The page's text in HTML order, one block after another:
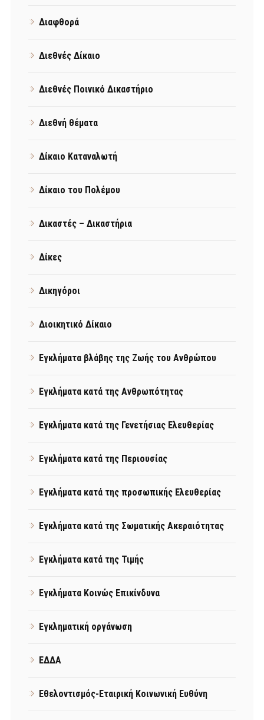
Διαφθορά
Διεθνές Δίκαιο
Διεθνές Ποινικό Δικαστήριο
Διεθνή θέματα
Δίκαιο Καταναλωτή
Δίκαιο του Πολέμου
Δικαστές – Δικαστήρια
Δίκες
Δικηγόροι
Διοικητικό Δίκαιο
Εγκλήματα βλάβης της Ζωής του Ανθρώπου
Εγκλήματα κατά της Ανθρωπότητας
Εγκλήματα κατά της Γενετήσιας Ελευθερίας
Εγκλήματα κατά της Περιουσίας
Εγκλήματα κατά της προσωπικής Ελευθερίας
Εγκλήματα κατά της Σωματικής Ακεραιότητας
Εγκλήματα κατά της Τιμής
Εγκλήματα Κοινώς Επικίνδυνα
Εγκληματική οργάνωση
ΕΔΔΑ
Εθελοντισμός-Εταιρική Κοινωνική Ευθύνη